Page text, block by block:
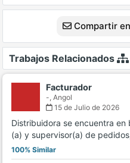
Compartir
Trabajos Relacionados
Facturador
-, Angol
15 de Julio de 2026
Distribuidora se encuentra
(a) y supervisor(a) de
100% Similar